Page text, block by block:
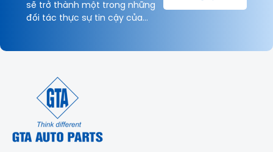
sẽ trở thành một trong những
đối tác thực sự tin cậy của